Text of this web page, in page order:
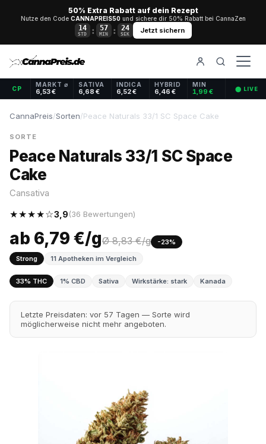
50% Extra Rabatt auf dein Rezept
Nutze den Code CANNAPREIS50und sichere dir 50% Rabatt bei CannaZen
14
STD : 57
MIN : 24
SEK Jetzt sichern
CP
MARKT ⌀
6,53 €
SATIVA
6,68 €
INDICA
6,52 €
HYBRID
6,46 €
MIN
1,99 € ⬤ LIVE
CannaPreis/Sorten/Peace Naturals 33/1 SC Space Cake
SORTE
Peace Naturals 33/1 SC Space
Cake
Cansativa
★★★★☆3,9(36 Bewertungen)
ab 6,79 €/gØ 8,83 €/g
-23%
Strong
11 Apotheken im Vergleich
33% THC 1% CBD Sativa Wirkstärke: stark Kanada
Letzte Preisdaten: vor 57 Tagen — Sorte wird
möglicherweise nicht mehr angeboten.